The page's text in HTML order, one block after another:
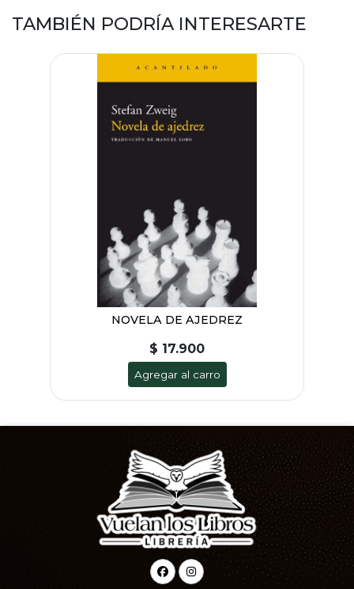
TAMBIÉN PODRÍA INTERESARTE
NOVELA DE AJEDREZ
$ 17.900
Agregar al carro